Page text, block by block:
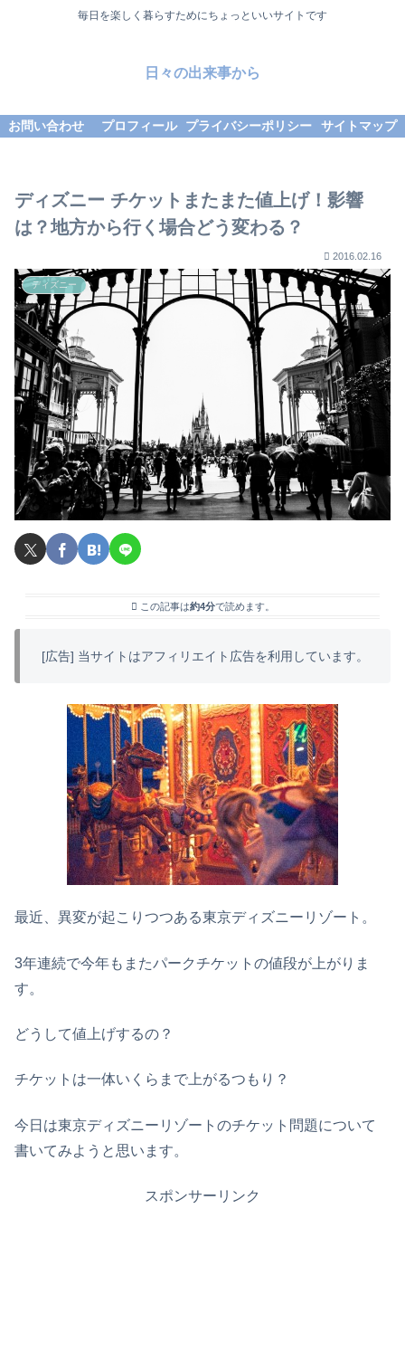
毎日を楽しく暮らすためにちょっといいサイトです
日々の出来事から
お問い合わせ プロフィール プライバシーポリシー サイトマップ
ディズニー チケットまたまた値上げ！影響
は？地方から行く場合どう変わる？
2016.02.16
ディズニー
この記事は約4分で読めます。
[広告] 当サイトはアフィリエイト広告を利用しています。
最近、異変が起こりつつある東京ディズニーリゾート。
3年連続で今年もまたパークチケットの値段が上がりま
す。
どうして値上げするの？
チケットは一体いくらまで上がるつもり？
今日は東京ディズニーリゾートのチケット問題について
書いてみようと思います。
スポンサーリンク